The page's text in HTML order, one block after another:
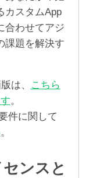
カスタムApp
合わせてアジ
課題を解決す
は、
こちら
。
件に関して
。
ンスと